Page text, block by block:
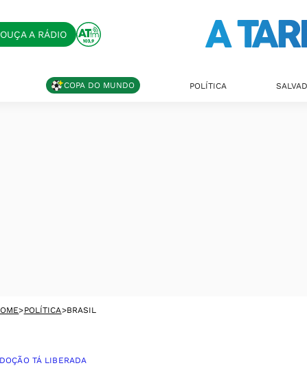
OUÇA A RÁDIO
COPA DO MUNDO POLÍTICA
>POLÍTICA>BRASIL
TÁ LIBERADA